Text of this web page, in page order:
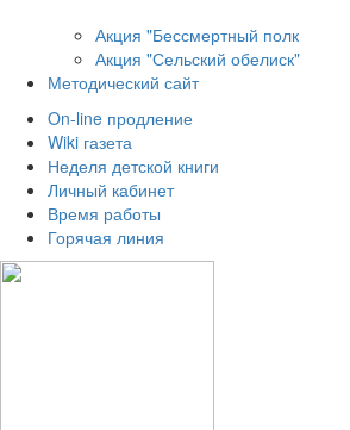
Акция "Бессмертный полк
Акция "Сельский обелиск"
Методический сайт
On-line продление
Wiki газета
Неделя детской книги
Личный кабинет
Время работы
Горячая линия